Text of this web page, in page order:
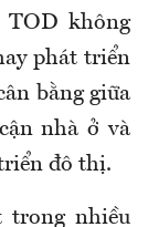
TOD không
phát triển
bằng giữa
nhà ở và
đô thị.
trong nhiều